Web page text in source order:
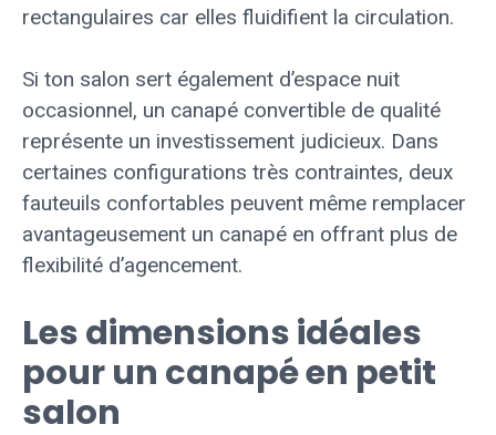
rectangulaires car elles fluidifient la circulation.
Si ton salon sert également d’espace nuit
occasionnel, un canapé convertible de qualité
représente un investissement judicieux. Dans
certaines configurations très contraintes, deux
fauteuils confortables peuvent même remplacer
avantageusement un canapé en offrant plus de
flexibilité d’agencement.
Les dimensions idéales
pour un canapé en petit
salon